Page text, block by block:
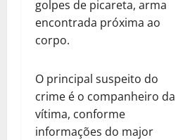
golpes de picareta, arma
encontrada próxima ao
corpo.
O principal suspeito do
crime é o companheiro da
vítima, conforme
informações do major